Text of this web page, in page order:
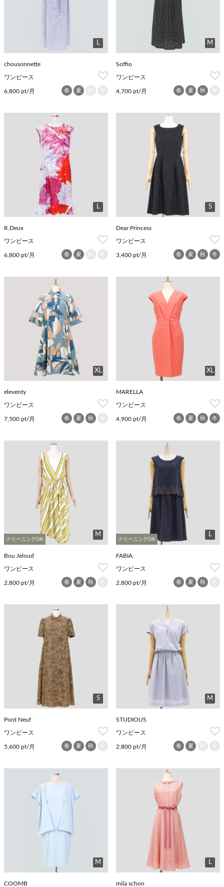
L
chousonnette
ワンピース
6,800 pt/月 春 夏
M
Soffio
ワンピース
4,700 pt/月 春 夏 秋
L
R.Deux
ワンピース
6,800 pt/月 春 夏
S
Dear Princess
ワンピース
3,400 pt/月 春 夏 秋 冬
XL
eleventy
ワンピース
7,500 pt/月 春 夏 秋
XL
MARELLA
ワンピース
4,900 pt/月 春 夏 秋 冬
クリーニングOK
M
Bou Jeloud
ワンピース
2,800 pt/月 春 夏 秋
クリーニングOK
L
FABIA
ワンピース
2,800 pt/月 春 夏 秋
S
Pont Neuf
ワンピース
5,600 pt/月 春 夏 秋
M
STUDIOUS
ワンピース
2,800 pt/月 春 夏
M
COOMB
L
mila schon